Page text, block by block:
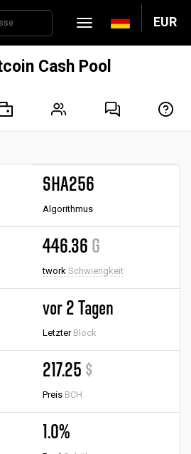
EUR
Cash Pool
SHA256
Algorithmus
446.36 G
twork Schwierigkeit
vor 2 Tagen
Letzter Block
217.25 $
Preis BCH
1.0%